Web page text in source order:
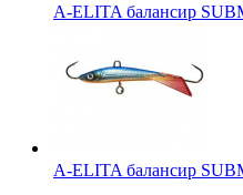
A-ELITA балансир
A-ELITA балансир